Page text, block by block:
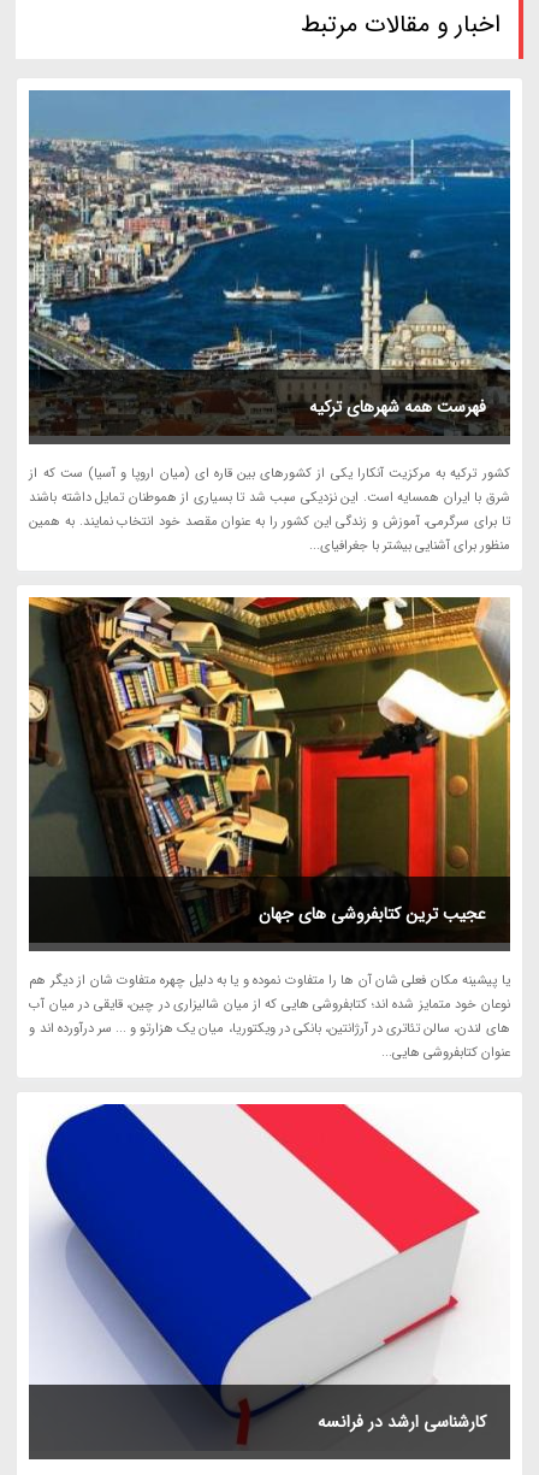
اخبار و مقالات مرتبط
فهرست همه شهرهای ترکیه
کشور ترکیه به مرکزیت آنکارا یکی از کشورهای بین قاره ای (میان اروپا و آسیا) ست که از
شرق با ایران همسایه است. این نزدیکی سبب شد تا بسیاری از هموطنان تمایل داشته باشند
تا برای سرگرمی، آموزش و زندگی این کشور را به عنوان مقصد خود انتخاب نمایند. به همین
منظور برای آشنایی بیشتر با جغرافیای...
عجیب ترین کتابفروشی های جهان
یا پیشینه مکان فعلی شان آن ها را متفاوت نموده و یا به دلیل چهره متفاوت شان از دیگر هم
نوعان خود متمایز شده اند؛ کتابفروشی هایی که از میان شالیزاری در چین، قایقی در میان آب
های لندن، سالن تئاتری در آرژانتین، بانکی در ویکتوریا، میان یک هزارتو و ... سر درآورده اند و
عنوان کتابفروشی هایی...
کارشناسی ارشد در فرانسه